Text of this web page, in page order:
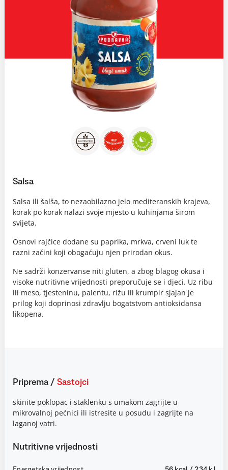
Salsa
Salsa ili šalša, to nezaobilazno jelo mediteranskih krajeva,
korak po korak nalazi svoje mjesto u kuhinjama širom
svijeta.
Osnovi rajčice dodane su paprika, mrkva, crveni luk te
razni začini koji obogaćuju njen prirodan okus.
Ne sadrži konzervanse niti gluten, a zbog blagog okusa i
visoke nutritivne vrijednosti preporučuje se i djeci. Uz ribu
ili meso, tjesteninu, palentu, rižu ili krumpir sjajan je
prilog koji doprinosi zdravlju bogatstvom antioksidansa
likopena.
Priprema / Sastojci
skinite poklopac i staklenku s umakom zagrijte u
mikrovalnoj pećnici ili istresite u posudu i zagrijte na
laganoj vatri.
Nutritivne vrijednosti